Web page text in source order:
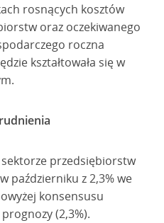
rosnących kosztów
oraz oczekiwanego
roczna
kształtowała się w
przedsiębiorstw
październiku z 2,3% we
konsensusu
(2,3%).